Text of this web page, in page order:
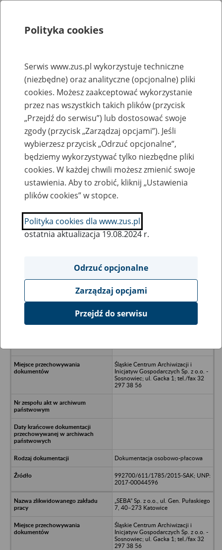
Rejestry, ewidencje i archiwa
Baza zlikwidowanych lub
przekształconych zakładów pracy
Nazwa zakładu pracy:
SZUKAJ
Ukryj wszystkie pozycje bazy
Przedsiębiorstwo Realizacji
Śląskie Centrum Archiwizacji i
Inicjatyw Gospodarczych Sp. z o.o. -
Sosnowiec; ul. Gacka 1; tel./fax 32
297 38 56
Dokumentacja osobowo-płacowa
992700/611/1785/2015-SAK; UNP:
2017-00044596
„SEBA” Sp. z o.o., ul. Gen. Pułaskiego
7, 40–273 Katowice
Śląskie Centrum Archiwizacji i
Inicjatyw Gospodarczych Sp. z o.o. -
Sosnowiec; ul. Gacka 1; tel./fax 32
297 38 56
Polityka cookies
Serwis www.zus.pl wykorzystuje techniczne
(niezbędne) oraz analityczne (opcjonalne) pliki
cookies. Możesz zaakceptować wykorzystanie
przez nas wszystkich takich plików (przycisk
„Przejdź do serwisu”) lub dostosować swoje
zgody (przycisk „Zarządzaj opcjami”). Jeśli
wybierzesz przycisk „Odrzuć opcjonalne”,
będziemy wykorzystywać tylko niezbędne pliki
cookies. W każdej chwili możesz zmienić swoje
ustawienia. Aby to zrobić, kliknij „Ustawienia
plików cookies” w stopce.
Polityka cookies dla www.zus.pl
ostatnia aktualizacja 19.08.2024 r.
Odrzuć opcjonalne
Zarządzaj opcjami
Przejdź do serwisu